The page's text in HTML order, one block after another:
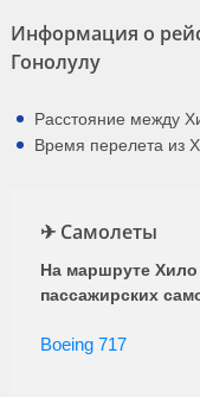
Информация о
Гонолулу
Расстояние между
Время перелета из
✈ Самолеты
На маршруте Хило
пассажирских
Boeing 717